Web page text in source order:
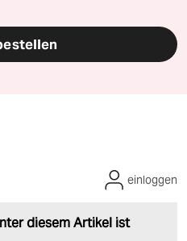
diesem Artikel ist
einloggen